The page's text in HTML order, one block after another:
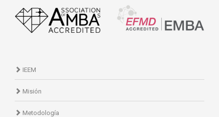
IEEM
Misión
Metodología